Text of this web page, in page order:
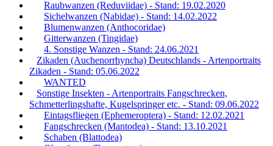
Raubwanzen (Reduviidae) - Stand: 19.02.2020
Sichelwanzen (Nabidae) - Stand: 14.02.2022
Blumenwanzen (Anthocoridae)
Gitterwanzen (Tingidae)
4. Sonstige Wanzen - Stand: 24.06.2021
Zikaden (Auchenorrhyncha) Deutschlands - Artenportraits
Zikaden - Stand: 05.06.2022
WANTED
Sonstige Insekten - Artenportraits Fangschrecken,
Schmetterlingshafte, Kugelspringer etc. - Stand: 09.06.2022
Eintagsfliegen (Ephemeroptera) - Stand: 12.02.2021
Fangschrecken (Mantodea) - Stand: 13.10.2021
Schaben (Blattodea)